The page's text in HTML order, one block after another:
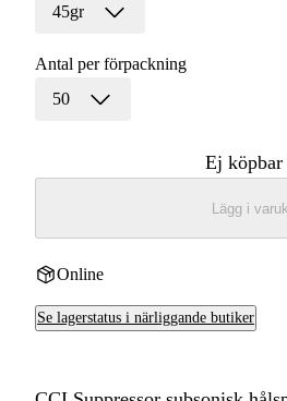
45gr
Antal per förpackning
50
Ej
Lägg i
Online
Se lagerstatus i närliggande butiker